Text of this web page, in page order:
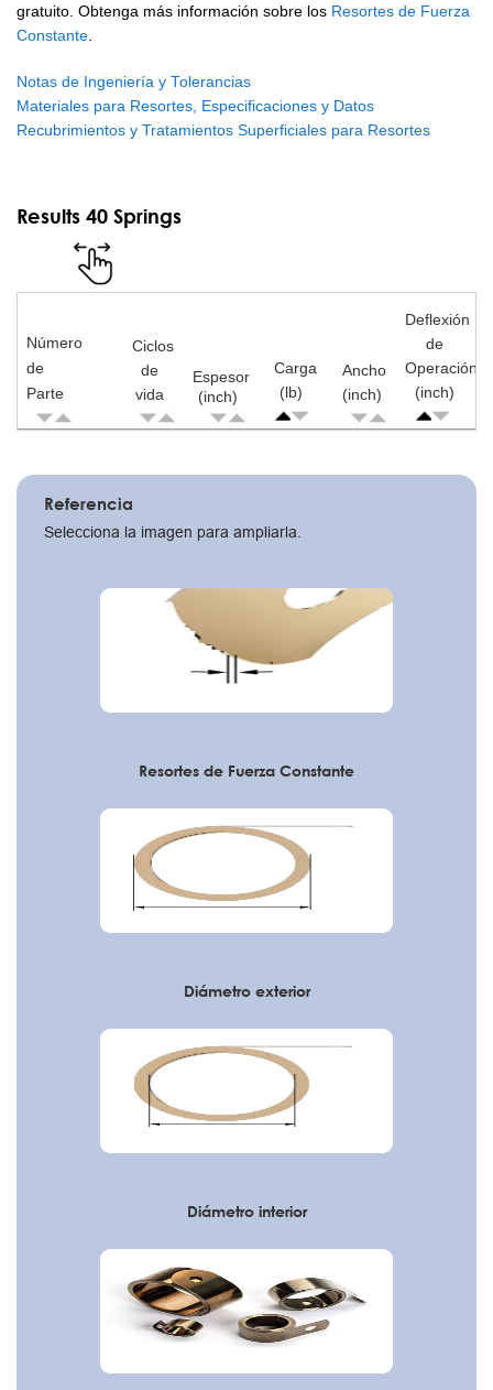
gratuito. Obtenga más información sobre los Resortes de Fuerza
Constante
Notas de Ingeniería y Tolerancias
Materiales para Resortes, Especificaciones y Datos
Recubrimientos y Tratamientos Superficiales para Resortes
Results 40 Springs
Número
de
Parte
Ciclos
de
vida
Espesor
(inch)
Carga
(lb)
Ancho
(inch)
Deflexión
de
Operación
(inch)
Pagination
Referencia
Selecciona la imagen para ampliarla.
Resortes de Fuerza Constante
Diámetro exterior
Diámetro interior